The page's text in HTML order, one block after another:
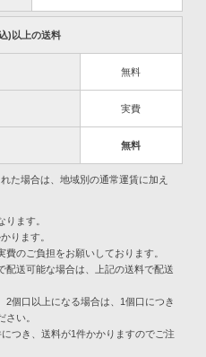
)以上の送料
無料
実費
無料
た場合は、地域別の通常運賃に加え
ます。
ります。
のご負担をお願いしております。
送可能な場合は、上記の送料で配送
個口以上になる場合は、1個口につき
さい。
つき、送料が1件かかりますのでご注